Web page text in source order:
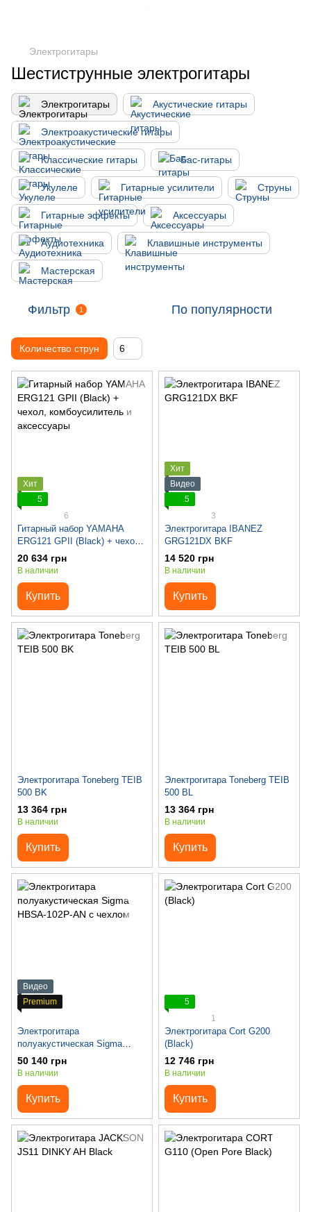
Электрогитары
Шестиструнные электрогитары
Электрогитары Акустические гитары
Электроакустические гитары
Классические гитары Бас-гитары
Укулеле Гитарные усилители Струны
Гитарные эффекты Аксессуары
Аудиотехника Клавишные инструменты
Мастерская
Фильтр 1 По популярности
Количество струн 6
Хит
5
6
Гитарный набор YAMAHA
ERG121 GPII (Black) + чехол,
комбоусилитель и аксессуары
20 634 грн
В наличии
Купить
Хит
Видео
5
3
Электрогитара IBANEZ
GRG121DX BKF
14 520 грн
В наличии
Купить
Электрогитара Toneberg TEIB
500 BK
13 364 грн
В наличии
Купить
Электрогитара Toneberg TEIB
500 BL
13 364 грн
В наличии
Купить
Видео
Premium
Электрогитара
полуакустическая Sigma
HBSA-102P-AN с чехлом
50 140 грн
В наличии
Купить
5
1
Электрогитара Cort G200
(Black)
12 746 грн
В наличии
Купить